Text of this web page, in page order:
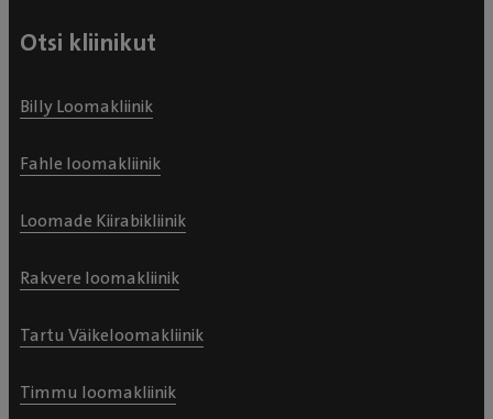
Otsi kliinikut
Billy Loomakliinik
Fahle loomakliinik
Loomade Kiirabikliinik
Rakvere loomakliinik
Tartu Väikeloomakliinik
Timmu loomakliinik